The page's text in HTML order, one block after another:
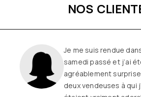
NOS
Une boutique familiale,
remplie de joie de
vêtements sont de
et originaux pour